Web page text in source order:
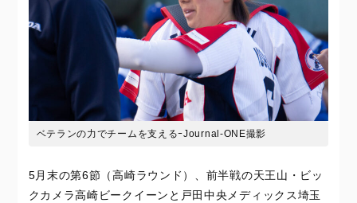
ベテランの力でチームを支えるｰJournal-ONE撮影
5月末の第6節（高崎ラウンド）、前半戦の天王山・ビッ
クカメラ高崎ビークイーンと戸田中央メディックス埼玉